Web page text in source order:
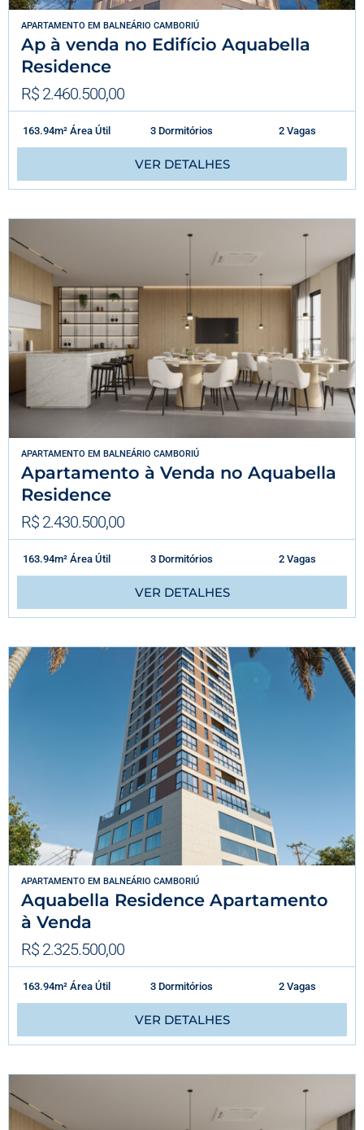
APARTAMENTO EM BALNEÁRIO CAMBORIÚ
Ap à venda no Edifício Aquabella
Residence
R$ 2.460.500,00
163.94m² Área Útil 3 Dormitórios 2 Vagas
VER DETALHES
APARTAMENTO EM BALNEÁRIO CAMBORIÚ
Apartamento à Venda no Aquabella
Residence
R$ 2.430.500,00
163.94m² Área Útil 3 Dormitórios 2 Vagas
VER DETALHES
APARTAMENTO EM BALNEÁRIO CAMBORIÚ
Aquabella Residence Apartamento
à Venda
R$ 2.325.500,00
163.94m² Área Útil 3 Dormitórios 2 Vagas
VER DETALHES